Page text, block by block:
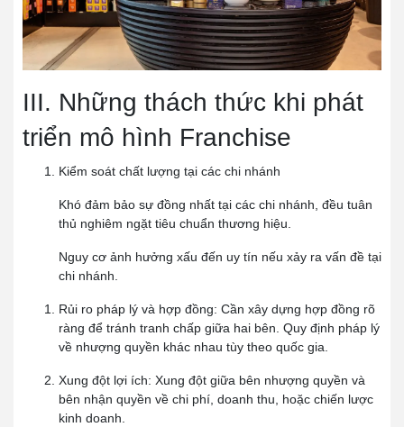
III. Những thách thức khi phát
triển mô hình Franchise
Kiểm soát chất lượng tại các chi nhánh
Khó đảm bảo sự đồng nhất tại các chi nhánh, đều tuân
thủ nghiêm ngặt tiêu chuẩn thương hiệu.
Nguy cơ ảnh hưởng xấu đến uy tín nếu xảy ra vấn đề tại
chi nhánh.
Rủi ro pháp lý và hợp đồng: Cần xây dựng hợp đồng rõ
ràng để tránh tranh chấp giữa hai bên. Quy định pháp lý
về nhượng quyền khác nhau tùy theo quốc gia.
Xung đột lợi ích: Xung đột giữa bên nhượng quyền và
bên nhận quyền về chi phí, doanh thu, hoặc chiến lược
kinh doanh.